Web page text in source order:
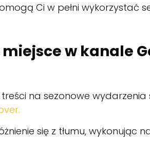
Ci w pełni wykorzystać
w kanale
na sezonowe
.
się z tłumu, wykonując